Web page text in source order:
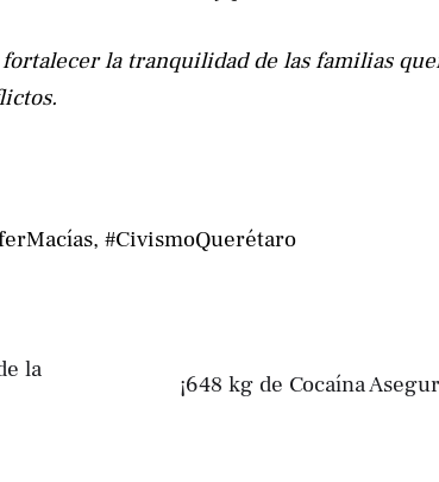
la tranquilidad de las familias
#CivismoQuerétaro
la
¡648 kg de Cocaína